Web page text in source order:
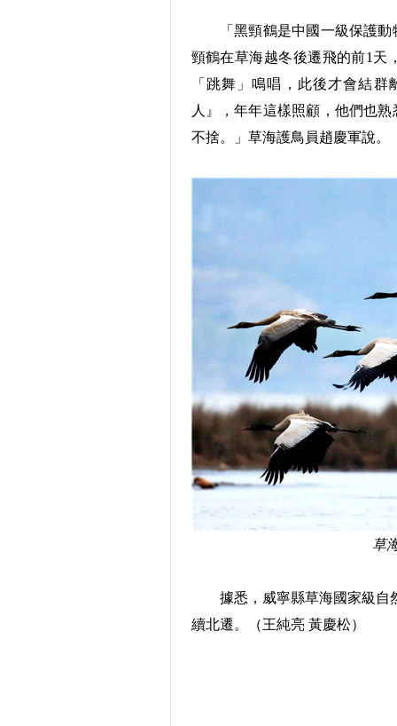
「黑頸鶴是中國一級保護動
頸鶴在草海越冬後遷飛的前1天
「跳舞」鳴唱，此後才會結
人』，年年這樣照顧，他們也
不捨。」草海護鳥員趙慶軍說。
草
據悉，威寧縣草海國家級自然
續北遷。（王純亮 黃慶松）